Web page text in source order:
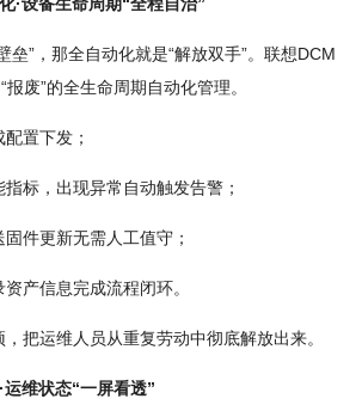
垒”，那全自动化就是“解放双手”。联想DCM
报废”的全生命周期自动化管理。
置下发；
标，出现异常自动触发告警；
件更新无需人工值守；
产信息完成流程闭环。
把运维人员从重复劳动中彻底解放出来。
维状态“一屏看透”